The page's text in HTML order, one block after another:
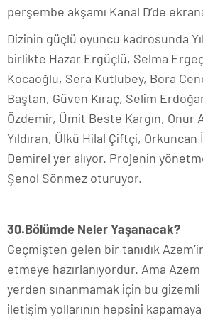
perşembe akşamı Kanal D’de
Dizinin güçlü oyuncu kadrosunda
birlikte Hazar Ergüçlü, Selma
Kocaoğlu, Sera Kutlubey, Bora
Baştan, Güven Kıraç, Selim
Özdemir, Ümit Beste Kargın, Onur
Yıldıran, Ülkü Hilal Çiftçi, Orkuncan
Demirel yer alıyor. Projenin
Şenol Sönmez oturuyor.
30.Bölümde Neler Yaşanacak?
Geçmişten gelen bir tanıdık
etmeye hazırlanıyordur. Ama Azem
yerden sınanmamak için bu gizemli
iletişim yollarının hepsini kapamaya